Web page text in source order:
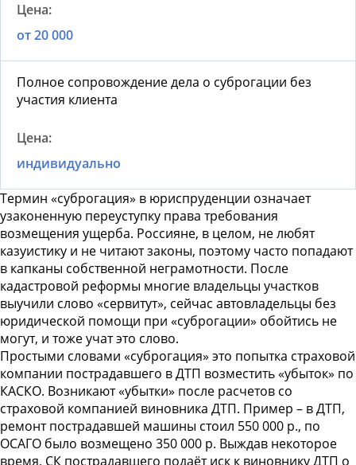
от 20 000
Полное сопровождение дела о суброгации без
участия клиента
индивидуально
Термин «суброгация» в юриспруденции означает
узаконенную переуступку права требования
возмещения ущерба. Россияне, в целом, не любят
казуистику и не читают законы, поэтому часто попадают
в капканы собственной неграмотности. После
кадастровой реформы многие владельцы участков
выучили слово «сервитут», сейчас автовладельцы без
юридической помощи при «суброгации» обойтись не
могут, и тоже учат это слово.
Простыми словами «суброгация» это попытка страховой
компании пострадавшего в ДТП возместить «убыток» по
КАСКО. Возникают «убытки» после расчетов со
страховой компанией виновника ДТП. Пример – в ДТП,
ремонт пострадавшей машины стоил 550 000 р., по
ОСАГО было возмещено 350 000 р. Выждав некоторое
время, СК пострадавшего подаёт иск к виновнику ДТП о